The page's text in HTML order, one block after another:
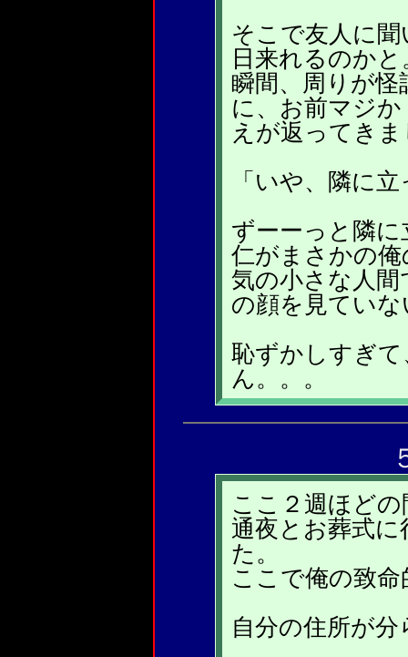
そこで友人に
日来れるのかと
瞬間、周りが
に、お前マジ
えが返ってき
「いや、隣に
ずーーっと隣
仁がまさかの
気の小さな人
の顔を見てい
恥ずかしすぎ
ん。。。
ここ２週ほど
通夜とお葬式
た。
ここで俺の致
自分の住所が